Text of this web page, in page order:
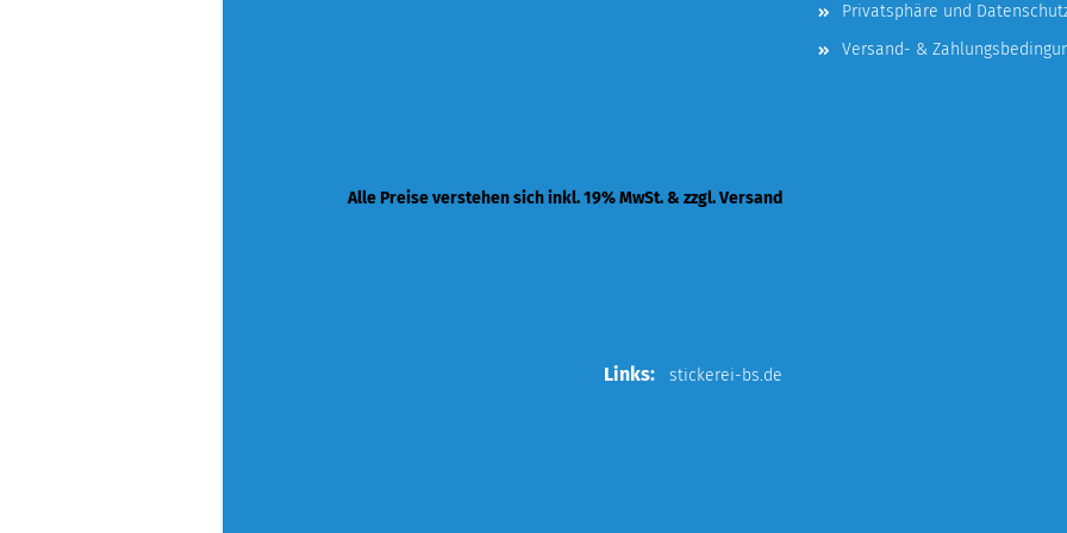
Privatsphäre und
Versand- &
Alle Preise verstehen sich inkl. 19% MwSt. & zzgl. Versand
Links: stickerei-bs.de